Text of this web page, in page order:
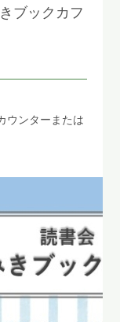
ブックカフ
ウンターまたは